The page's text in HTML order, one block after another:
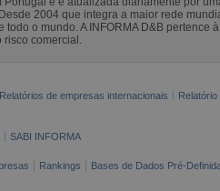
2004 que integra a maior rede
o mundo. A INFORMA D&B pertence
comercial.
Relatórios de empresas internacionais
SABI INFORMA
Rankings Bases de Dados Pré-